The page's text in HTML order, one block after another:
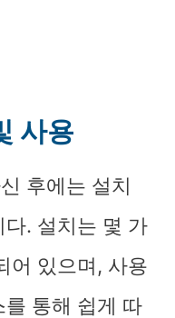
사용
후에는 설치
. 설치는 몇 가
어 있으며, 사용
통해 쉽게 따